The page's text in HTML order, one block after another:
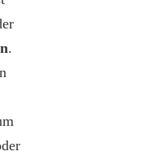
.